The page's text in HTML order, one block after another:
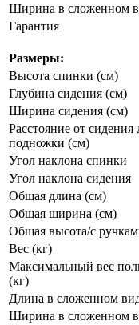
Ширина в сложенном
Гарантия
Размеры:
Высота спинки (см)
Глубина сидения (см)
Ширина сидения (см)
Расстояние от сидения
подножки (см)
Угол наклона спинки
Угол наклона сидения
Общая длина (см)
Общая ширина (см)
Общая высота/с
Вес (кг)
Максимальный вес
(кг)
Длина в сложенном
Ширина в сложенном